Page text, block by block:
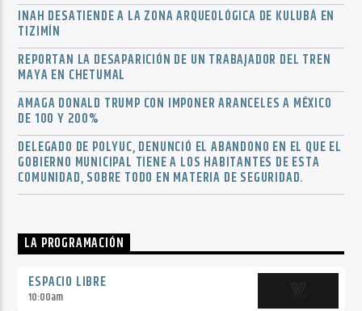
INAH DESATIENDE A LA ZONA ARQUEOLÓGICA DE KULUBÁ EN
TIZIMÍN
REPORTAN LA DESAPARICIÓN DE UN TRABAJADOR DEL TREN
MAYA EN CHETUMAL
AMAGA DONALD TRUMP CON IMPONER ARANCELES A MÉXICO
DE 100 Y 200%
DELEGADO DE POLYUC, DENUNCIÓ EL ABANDONO EN EL QUE EL
GOBIERNO MUNICIPAL TIENE A LOS HABITANTES DE ESTA
COMUNIDAD, SOBRE TODO EN MATERIA DE SEGURIDAD.
LA PROGRAMACIÓN
ESPACIO LIBRE
10:00am